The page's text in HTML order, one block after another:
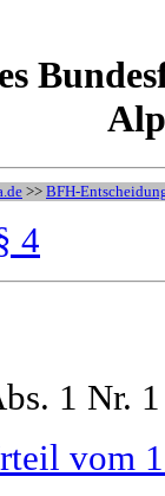
>> BFH-
4
1 Nr.
vom